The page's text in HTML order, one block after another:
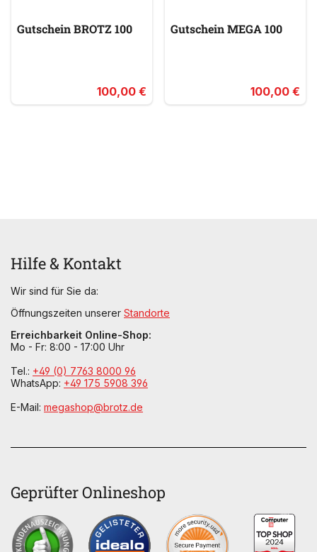
Gutschein BROTZ 100
100,00 €
Gutschein MEGA 100
100,00 €
Hilfe & Kontakt
Wir sind für Sie da:
Öffnungszeiten unserer Standorte
Erreichbarkeit Online-Shop:
Mo - Fr: 8:00 - 17:00 Uhr
Tel.: +49 (0) 7763 8000 96
WhatsApp: +49 175 5908 396
E-Mail: megashop@brotz.de
Geprüfter Onlineshop